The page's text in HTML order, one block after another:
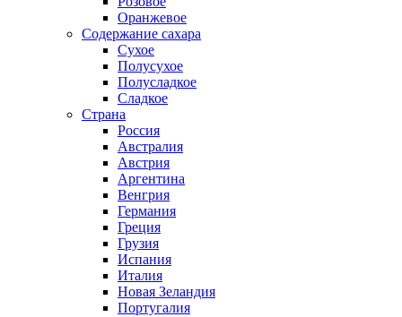
Оранжевое
Содержание сахара
Сухое
Полусухое
Полусладкое
Сладкое
Страна
Россия
Австралия
Австрия
Аргентина
Венгрия
Германия
Греция
Грузия
Испания
Италия
Новая Зеландия
Португалия